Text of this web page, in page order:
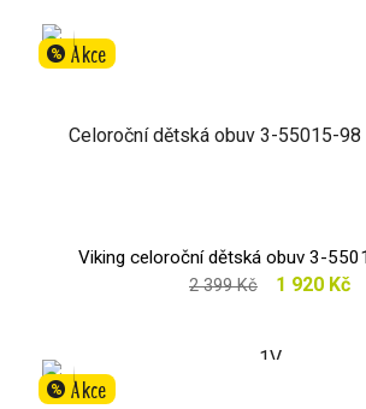
% Akce
Viking celoroční dětská obuv 3-
2 399 Kč 1 920 Kč
% Akce